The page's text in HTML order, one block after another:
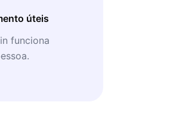
úteis
funciona